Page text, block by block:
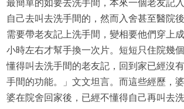
最簡單的如要去洗手間，本來一個老友記
自己去叫去洗手間的，然而入舍甚至醫院
需要帶老友記上洗手間，變相要他們穿上
小時左右才幫手換一次片。短短只住院幾
懂得叫去洗手間的老友記，回到家已經沒
手間的功能。」文文坦言。而這些經歷，
婆在院舍回家後，已經不懂得自己再叫去洗